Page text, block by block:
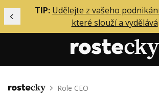
Předchozí
TIP: Udělejte z vašeho
které slouží a vydělává
Mentoring
Domů Role CEO